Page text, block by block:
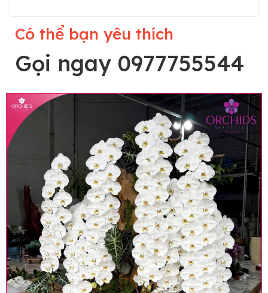
Lưu ý trước khi đặt hàng
• Về cây hoa: Một chậu hoa lan hồ điệp đẹp và
hoàn chỉnh sẽ được phối ghép từ nhiều cây hoa
và tạo dáng hoàn toàn thủ công nên có thể sẽ
khác nhau đôi chút giữa sản phẩm thực tế và
Có thể bạn yêu thích
Gọi ngay 0977755544